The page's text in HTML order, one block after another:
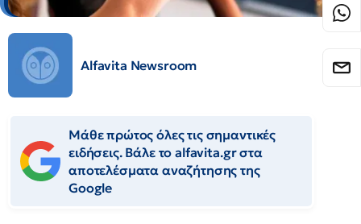
Alfavita Newsroom
Μάθε πρώτος όλες τις σημαντικές
ειδήσεις. Βάλε το alfavita.gr στα
αποτελέσματα αναζήτησης της
Google